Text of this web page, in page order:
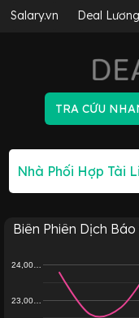
Salary.vn Deal Lương
Biên Phiên Dịch Báo
23,00…
24,00…